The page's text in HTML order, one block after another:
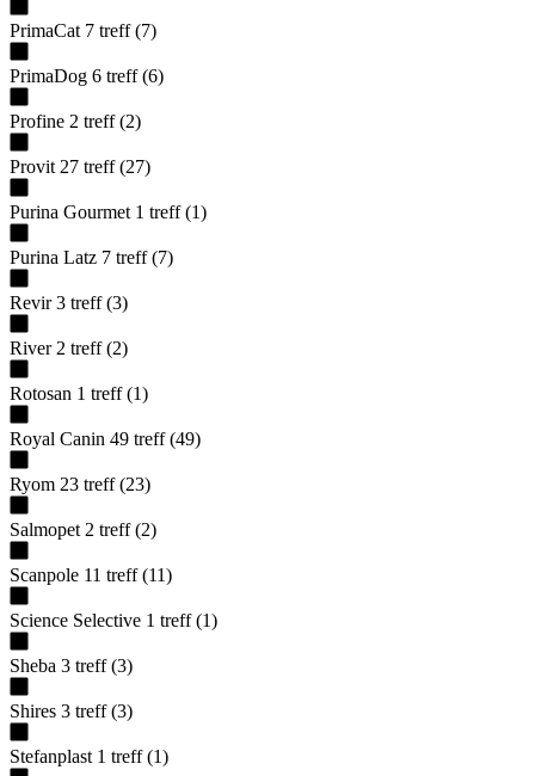
PrimaCat 7 treff (7)
PrimaDog 6 treff (6)
Profine 2 treff (2)
Provit 27 treff (27)
Purina Gourmet 1 treff (1)
Purina Latz 7 treff (7)
Revir 3 treff (3)
River 2 treff (2)
Rotosan 1 treff (1)
Royal Canin 49 treff (49)
Ryom 23 treff (23)
Salmopet 2 treff (2)
Scanpole 11 treff (11)
Science Selective 1 treff (1)
Sheba 3 treff (3)
Shires 3 treff (3)
Stefanplast 1 treff (1)